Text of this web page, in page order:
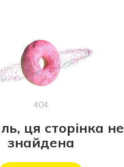
404
ця сторінка не
знайдена